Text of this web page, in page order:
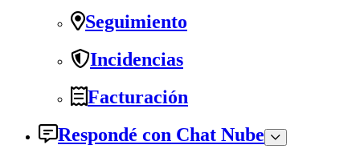
Seguimiento
Incidencias
Facturación
Respondé con Chat Nube